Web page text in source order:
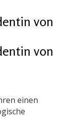
von
von
einen